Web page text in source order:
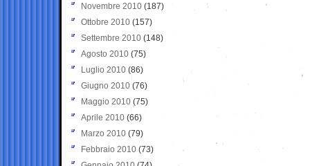
Novembre 2010 (187)
Ottobre 2010 (157)
Settembre 2010 (148)
Agosto 2010 (75)
Luglio 2010 (86)
Giugno 2010 (76)
Maggio 2010 (75)
Aprile 2010 (66)
Marzo 2010 (79)
Febbraio 2010 (73)